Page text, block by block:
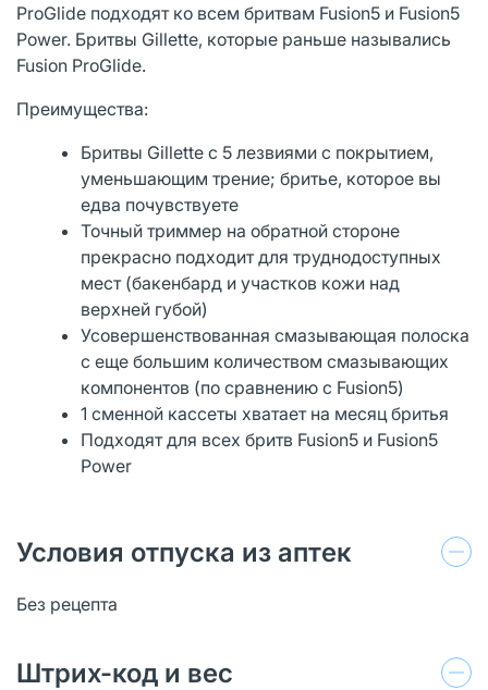
ProGlide подходят ко всем бритвам Fusion5 и Fusion5
Power. Бритвы Gillette, которые раньше назывались
Fusion ProGlide.
Преимущества:
Бритвы Gillette с 5 лезвиями с покрытием,
уменьшающим трение; бритье, которое вы
едва почувствуете
Точный триммер на обратной стороне
прекрасно подходит для труднодоступных
мест (бакенбард и участков кожи над
верхней губой)
Усовершенствованная смазывающая полоска
с еще большим количеством смазывающих
компонентов (по сравнению с Fusion5)
1 сменной кассеты хватает на месяц бритья
Подходят для всех бритв Fusion5 и Fusion5
Power
Условия отпуска из аптек
Без рецепта
Штрих-код и вес